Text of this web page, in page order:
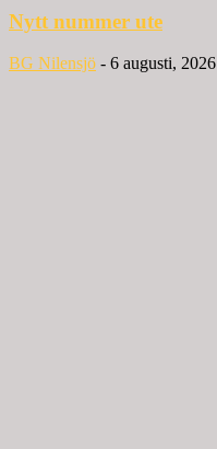
Nytt nummer ute
BG Nilensjö - 6 augusti, 2026